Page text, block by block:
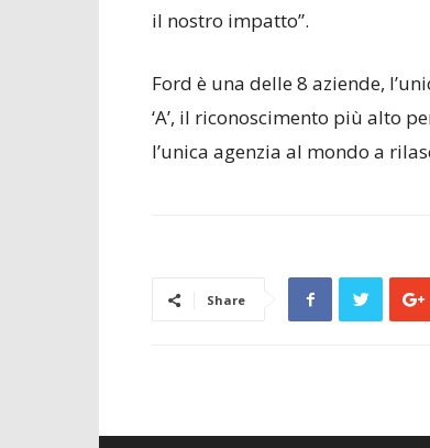
il nostro impatto”.
Ford è una delle 8 aziende,
‘A’, il riconoscimento più alto
l’unica agenzia al mondo a
Share